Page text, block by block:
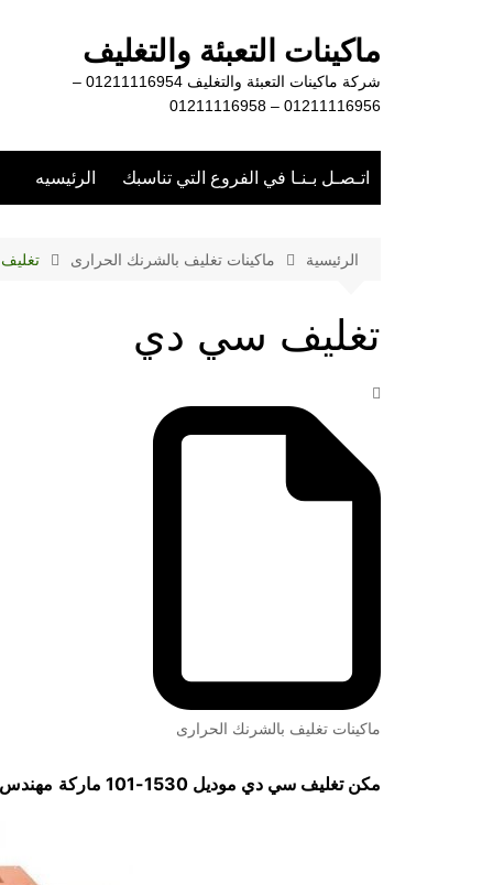
ماكينات التعبئة والتغليف
شركة ماكينات التعبئة والتغليف 01211116954 –
01211116956 – 01211116958
اتـصـل بـنـا في الفروع التي تناسبك الرئيسيه
الرئيسية ماكينات تغليف بالشرنك الحرارى
تغليف سي دي
ماكينات تغليف بالشرنك الحرارى
مكن تغليف سي دي موديل 1530-101 ماركة